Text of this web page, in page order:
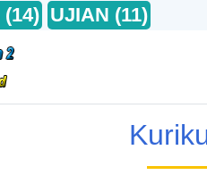
(14) UJIAN (11)